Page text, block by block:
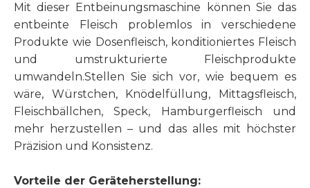
Mit dieser Entbeinungsmaschine können Sie das
entbeinte Fleisch problemlos in verschiedene
Produkte wie Dosenfleisch, konditioniertes Fleisch
und umstrukturierte Fleischprodukte
umwandeln.Stellen Sie sich vor, wie bequem es
wäre, Würstchen, Knödelfüllung, Mittagsfleisch,
Fleischbällchen, Speck, Hamburgerfleisch und
mehr herzustellen – und das alles mit höchster
Präzision und Konsistenz.
Vorteile der Geräteherstellung: